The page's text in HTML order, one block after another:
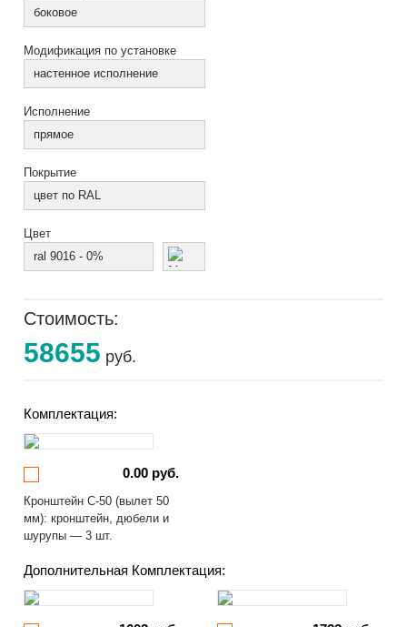
боковое
Модификация по установке
настенное исполнение
Исполнение
прямое
Покрытие
цвет по RAL
Цвет
ral 9016 - 0%
Стоимость:
58655 руб.
Комплектация:
0.00 руб.
Кронштейн С-50 (вылет 50
мм): кронштейн, дюбели и
шурупы — 3 шт.
Дополнительная Комплектация: